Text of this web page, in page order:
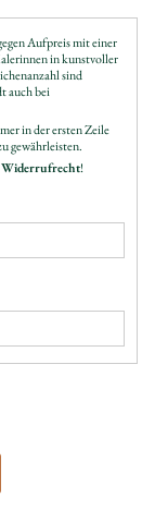
Aufpreis mit einer
in kunstvoller
sind
auch bei
in der ersten Zeile
gewährleisten.
Widerrufrecht!